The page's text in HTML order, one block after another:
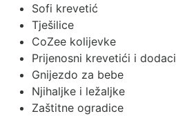
Sofi krevetić
Tješilice
CoZee kolijevke
Prijenosni krevetići i dodaci
Gnijezdo za bebe
Njihaljke i ležaljke
Zaštitne ogradice